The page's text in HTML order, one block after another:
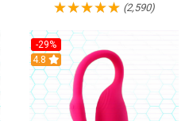
(2,590)
-29%
Hot
4.8